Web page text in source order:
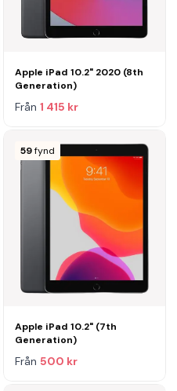
Apple iPad 10.2" 2020 (8th
Generation)
Från 1 415 kr
59 fynd
Apple iPad 10.2" (7th
Generation)
Från 500 kr